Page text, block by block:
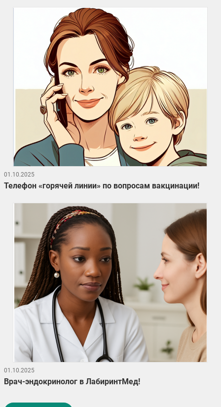
01.10.2025
Телефон «горячей линии» по вопросам вакцинации!
01.10.2025
Врач-эндокринолог в ЛабиринтМед!